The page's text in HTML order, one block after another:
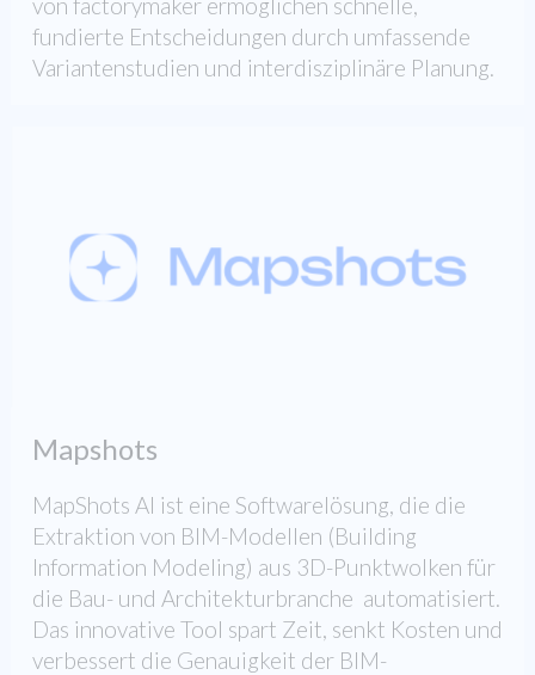
von factorymaker ermöglichen schnelle,
fundierte Entscheidungen durch umfassende
Variantenstudien und interdisziplinäre Planung.
Mapshots
MapShots AI ist eine Softwarelösung, die die
Extraktion von BIM-Modellen (Building
Information Modeling) aus 3D-Punktwolken für
die Bau- und Architekturbranche automatisiert.
Das innovative Tool spart Zeit, senkt Kosten und
verbessert die Genauigkeit der BIM-